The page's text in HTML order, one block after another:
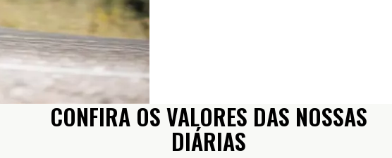
CONFIRA OS VALORES DAS NOSSAS
DIÁRIAS